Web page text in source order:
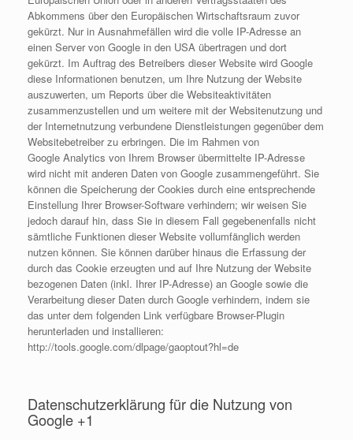
Abkommens über den Europäischen Wirtschaftsraum zuvor
gekürzt. Nur in Ausnahmefällen wird die volle IP-Adresse an
einen Server von Google in den USA übertragen und dort
gekürzt. Im Auftrag des Betreibers dieser Website wird Google
diese Informationen benutzen, um Ihre Nutzung der Website
auszuwerten, um Reports über die Websiteaktivitäten
zusammenzustellen und um weitere mit der Websitenutzung und
der Internetnutzung verbundene Dienstleistungen gegenüber dem
Websitebetreiber zu erbringen. Die im Rahmen von
Google Analytics von Ihrem Browser übermittelte IP-Adresse
wird nicht mit anderen Daten von Google zusammengeführt. Sie
können die Speicherung der Cookies durch eine entsprechende
Einstellung Ihrer Browser-Software verhindern; wir weisen Sie
jedoch darauf hin, dass Sie in diesem Fall gegebenenfalls nicht
sämtliche Funktionen dieser Website vollumfänglich werden
nutzen können. Sie können darüber hinaus die Erfassung der
durch das Cookie erzeugten und auf Ihre Nutzung der Website
bezogenen Daten (inkl. Ihrer IP-Adresse) an Google sowie die
Verarbeitung dieser Daten durch Google verhindern, indem sie
das unter dem folgenden Link verfügbare Browser-Plugin
herunterladen und installieren:
http://tools.google.com/dlpage/gaoptout?hl=de
Datenschutzerklärung für die Nutzung von
Google +1